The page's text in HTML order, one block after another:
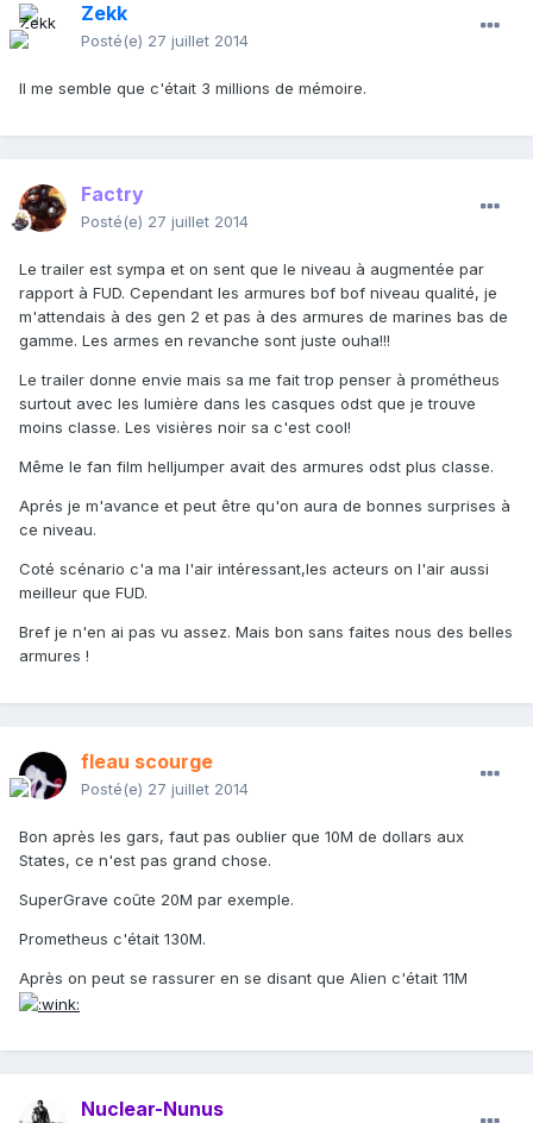
Zekk
Posté(e) 27 juillet 2014
Il me semble que c'était 3 millions de mémoire.
Factry
Posté(e) 27 juillet 2014
Le trailer est sympa et on sent que le niveau à augmentée par
rapport à FUD. Cependant les armures bof bof niveau qualité, je
m'attendais à des gen 2 et pas à des armures de marines bas de
gamme. Les armes en revanche sont juste ouha!!!
Le trailer donne envie mais sa me fait trop penser à prométheus
surtout avec les lumière dans les casques odst que je trouve
moins classe. Les visières noir sa c'est cool!
Même le fan film helljumper avait des armures odst plus classe.
Aprés je m'avance et peut être qu'on aura de bonnes surprises à
ce niveau.
Coté scénario c'a ma l'air intéressant,les acteurs on l'air aussi
meilleur que FUD.
Bref je n'en ai pas vu assez. Mais bon sans faites nous des belles
armures !
fleau scourge
Posté(e) 27 juillet 2014
Bon après les gars, faut pas oublier que 10M de dollars aux
States, ce n'est pas grand chose.
SuperGrave coûte 20M par exemple.
Prometheus c'était 130M.
Après on peut se rassurer en se disant que Alien c'était 11M
Nuclear-Nunus